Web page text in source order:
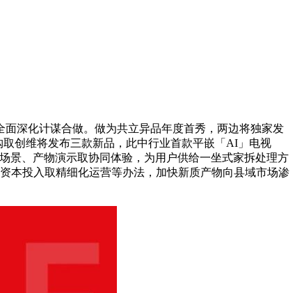
深化计谋合做。做为共立异品年度首秀，两边将独家发
创维将发布三款新品，此中行业首款平嵌「AI」电视
景、产物演示取协同体验，为用户供给一坐式家拆处理方
本投入取精细化运营等办法，加快新质产物向县域市场渗